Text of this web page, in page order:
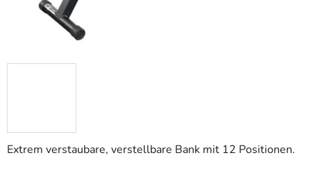
Extrem verstaubare, verstellbare Bank mit 12 Positionen.